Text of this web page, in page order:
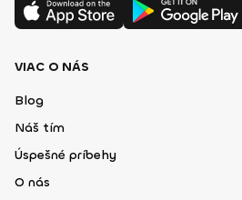
VIAC O NÁS
Blog
Náš tím
Úspešné príbehy
O nás